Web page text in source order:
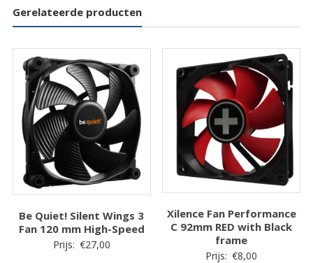
Gerelateerde producten
Be Quiet! Silent Wings 3
Fan 120 mm High-Speed
Prijs: €27,00
Xilence Fan Performance
C 92mm RED with Black
frame
Prijs: €8,00